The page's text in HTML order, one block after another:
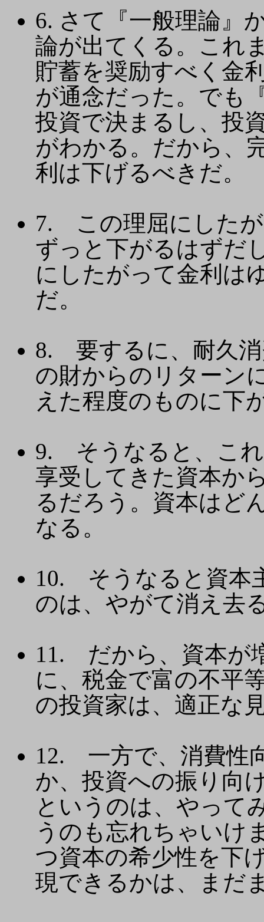
6. さて『一般理論』
論が出てくる。これ
貯蓄を奨励すべく金
が通念だった。でも
投資で決まるし、投
がわかる。だから、
利は下げるべきだ。
7. この理屈にした
ずっと下がるはずだ
にしたがって金利は
だ。
8. 要するに、耐久消
の財からのリターン
えた程度のものに下
9. そうなると、こ
享受してきた資本か
るだろう。資本はど
なる。
10. そうなると資本
のは、やがて消え去
11. だから、資本が
に、税金で富の不平
の投資家は、適正な
12. 一方で、消費性
か、投資への振り向
というのは、やって
うのも忘れちゃいけ
つ資本の希少性を下
現できるかは、まだ